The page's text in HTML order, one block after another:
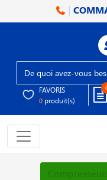
FAVORIS
0 produit(s)